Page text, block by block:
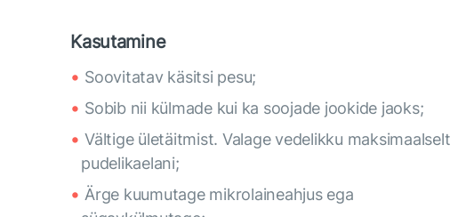
Kasutamine
Soovitatav käsitsi pesu;
Sobib nii külmade kui ka soojade jookide jaoks;
Vältige ületäitmist. Valage vedelikku maksimaalselt
pudelikaelani;
Ärge kuumutage mikrolaineahjus ega